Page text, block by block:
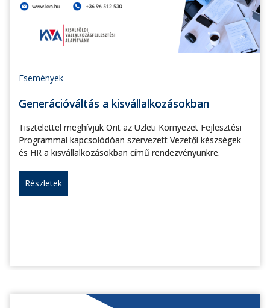
Események
Generációváltás a kisvállalkozásokban
Tisztelettel meghívjuk Önt az Üzleti Környezet Fejlesztési
Programmal kapcsolódóan szervezett Vezetői készségek
és HR a kisvállalkozásokban című rendezvényünkre.
Részletek